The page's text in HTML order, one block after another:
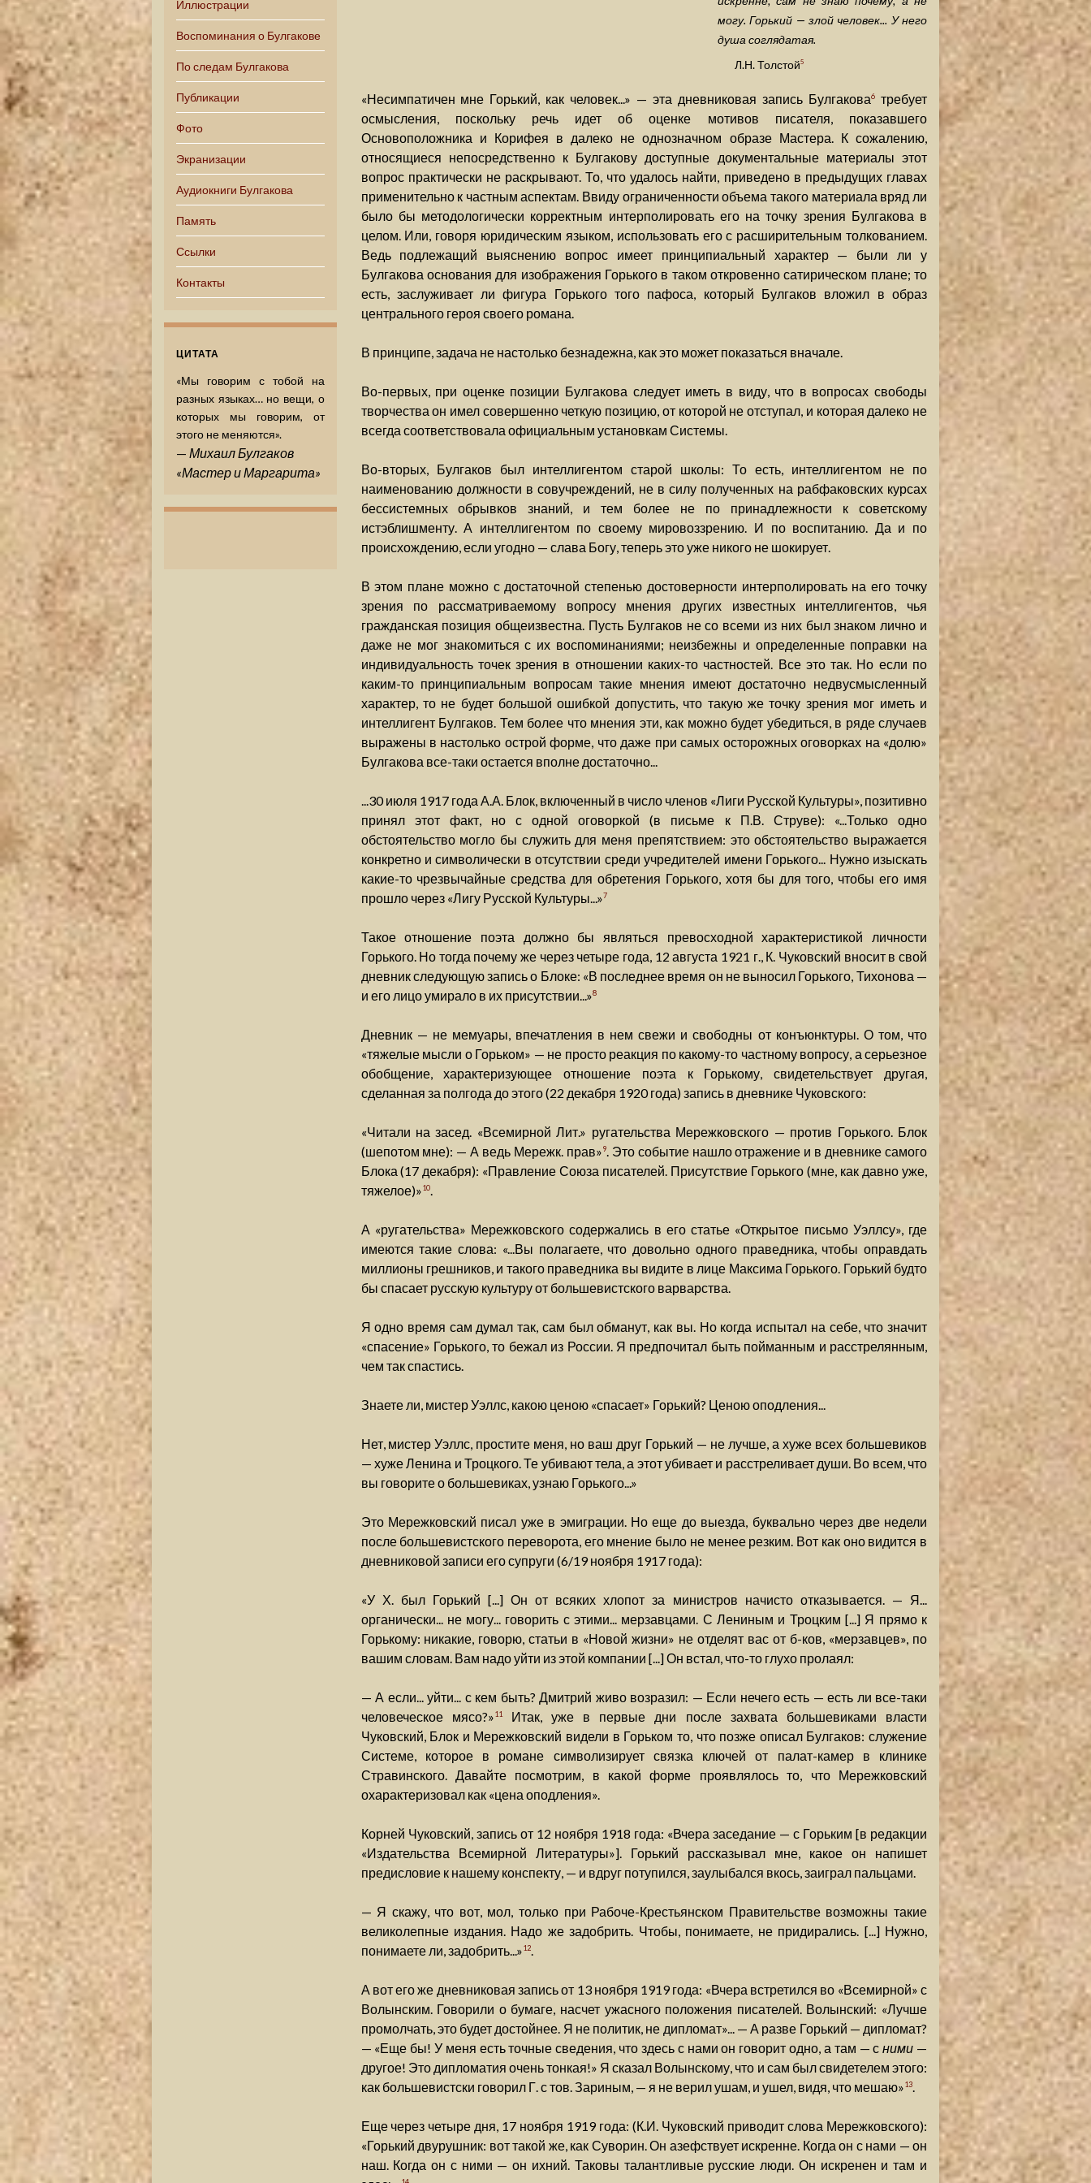
Иллюстрации
Воспоминания о Булгакове
По следам Булгакова
Публикации
Фото
Экранизации
Аудиокниги Булгакова
Память
Ссылки
Контакты
ЦИТАТА
«Мы говорим с тобой на
разных языках… но вещи, о
которых мы говорим, от
этого не меняются».
— Михаил Булгаков
«Мастер и Маргарита»
могу. Горький — злой человек... У него
душа соглядатая.
Л.Н. Толстой5
«Несимпатичен мне Горький, как человек...» — эта дневниковая запись Булгакова6
требует
осмысления, поскольку речь идет об оценке мотивов писателя, показавшего
Основоположника и Корифея в далеко не однозначном образе Мастера. К сожалению,
относящиеся непосредственно к Булгакову доступные документальные материалы этот
вопрос практически не раскрывают. То, что удалось найти, приведено в предыдущих главах
применительно к частным аспектам. Ввиду ограниченности объема такого материала вряд ли
было бы методологически корректным интерполировать его на точку зрения Булгакова в
целом. Или, говоря юридическим языком, использовать его с расширительным толкованием.
Ведь подлежащий выяснению вопрос имеет принципиальный характер — были ли у
Булгакова основания для изображения Горького в таком откровенно сатирическом плане; то
есть, заслуживает ли фигура Горького того пафоса, который Булгаков вложил в образ
центрального героя своего романа.
В принципе, задача не настолько безнадежна, как это может показаться вначале.
Во-первых, при оценке позиции Булгакова следует иметь в виду, что в вопросах свободы
творчества он имел совершенно четкую позицию, от которой не отступал, и которая далеко не
всегда соответствовала официальным установкам Системы.
Во-вторых, Булгаков был интеллигентом старой школы: То есть, интеллигентом не по
наименованию должности в совучреждений, не в силу полученных на рабфаковских курсах
бессистемных обрывков знаний, и тем более не по принадлежности к советскому
истэблишменту. А интеллигентом по своему мировоззрению. И по воспитанию. Да и по
происхождению, если угодно — слава Богу, теперь это уже никого не шокирует.
В этом плане можно с достаточной степенью достоверности интерполировать на его точку
зрения по рассматриваемому вопросу мнения других известных интеллигентов, чья
гражданская позиция общеизвестна. Пусть Булгаков не со всеми из них был знаком лично и
даже не мог знакомиться с их воспоминаниями; неизбежны и определенные поправки на
индивидуальность точек зрения в отношении каких-то частностей. Все это так. Но если по
каким-то принципиальным вопросам такие мнения имеют достаточно недвусмысленный
характер, то не будет большой ошибкой допустить, что такую же точку зрения мог иметь и
интеллигент Булгаков. Тем более что мнения эти, как можно будет убедиться, в ряде случаев
выражены в настолько острой форме, что даже при самых осторожных оговорках на «долю»
Булгакова все-таки остается вполне достаточно...
...30 июля 1917 года А.А. Блок, включенный в число членов «Лиги Русской Культуры», позитивно
принял этот факт, но с одной оговоркой (в письме к П.В. Струве): «...Только одно
обстоятельство могло бы служить для меня препятствием: это обстоятельство выражается
конкретно и символически в отсутствии среди учредителей имени Горького... Нужно изыскать
какие-то чрезвычайные средства для обретения Горького, хотя бы для того, чтобы его имя
прошло через «Лигу Русской Культуры...»7
Такое отношение поэта должно бы являться превосходной характеристикой личности
Горького. Но тогда почему же через четыре года, 12 августа 1921 г., К. Чуковский вносит в свой
дневник следующую запись о Блоке: «В последнее время он не выносил Горького, Тихонова —
и его лицо умирало в их присутствии...»8
Дневник — не мемуары, впечатления в нем свежи и свободны от конъюнктуры. О том, что
«тяжелые мысли о Горьком» — не просто реакция по какому-то частному вопросу, а серьезное
обобщение, характеризующее отношение поэта к Горькому, свидетельствует другая,
сделанная за полгода до этого (22 декабря 1920 года) запись в дневнике Чуковского:
«Читали на засед. «Всемирной Лит.» ругательства Мережковского — против Горького. Блок
(шепотом мне): — А ведь Мережк. прав»9. Это событие нашло отражение и в дневнике самого
Блока (17 декабря): «Правление Союза писателей. Присутствие Горького (мне, как давно уже,
тяжелое)»10.
А «ругательства» Мережковского содержались в его статье «Открытое письмо Уэллсу», где
имеются такие слова: «...Вы полагаете, что довольно одного праведника, чтобы оправдать
миллионы грешников, и такого праведника вы видите в лице Максима Горького. Горький будто
бы спасает русскую культуру от большевистского варварства.
Я одно время сам думал так, сам был обманут, как вы. Но когда испытал на себе, что значит
«спасение» Горького, то бежал из России. Я предпочитал быть пойманным и расстрелянным,
чем так спастись.
Знаете ли, мистер Уэллс, какою ценою «спасает» Горький? Ценою оподления...
Нет, мистер Уэллс, простите меня, но ваш друг Горький — не лучше, а хуже всех большевиков
— хуже Ленина и Троцкого. Те убивают тела, а этот убивает и расстреливает души. Во всем, что
вы говорите о большевиках, узнаю Горького...»
Это Мережковский писал уже в эмиграции. Но еще до выезда, буквально через две недели
после большевистского переворота, его мнение было не менее резким. Вот как оно видится в
дневниковой записи его супруги (6/19 ноября 1917 года):
«У Х. был Горький [...] Он от всяких хлопот за министров начисто отказывается. — Я...
органически... не могу... говорить с этими... мерзавцами. С Лениным и Троцким [...] Я прямо к
Горькому: никакие, говорю, статьи в «Новой жизни» не отделят вас от б-ков, «мерзавцев», по
вашим словам. Вам надо уйти из этой компании [...] Он встал, что-то глухо пролаял:
— А если... уйти... с кем быть? Дмитрий живо возразил: — Если нечего есть — есть ли все-таки
человеческое мясо?»11Итак, уже в первые дни после захвата большевиками власти
Чуковский, Блок и Мережковский видели в Горьком то, что позже описал Булгаков: служение
Системе, которое в романе символизирует связка ключей от палат-камер в клинике
Стравинского. Давайте посмотрим, в какой форме проявлялось то, что Мережковский
охарактеризовал как «цена оподления».
Корней Чуковский, запись от 12 ноября 1918 года: «Вчера заседание — с Горьким [в редакции
«Издательства Всемирной Литературы»]. Горький рассказывал мне, какое он напишет
предисловие к нашему конспекту, — и вдруг потупился, заулыбался вкось, заиграл пальцами.
— Я скажу, что вот, мол, только при Рабоче-Крестьянском Правительстве возможны такие
великолепные издания. Надо же задобрить. Чтобы, понимаете, не придирались. [...] Нужно,
понимаете ли, задобрить...»12.
А вот его же дневниковая запись от 13 ноября 1919 года: «Вчера встретился во «Всемирной» с
Волынским. Говорили о бумаге, насчет ужасного положения писателей. Волынский: «Лучше
промолчать, это будет достойнее. Я не политик, не дипломат»... — А разве Горький — дипломат?
— «Еще бы! У меня есть точные сведения, что здесь с нами он говорит одно, а там — сними —
другое! Это дипломатия очень тонкая!» Я сказал Волынскому, что и сам был свидетелем этого:
как большевистски говорил Г. с тов. Зариным, — я не верил ушам, и ушел, видя, что мешаю»13.
Еще через четыре дня, 17 ноября 1919 года: (К.И. Чуковский приводит слова Мережковского):
«Горький двурушник: вот такой же, как Суворин. Он азефствует искренне. Когда он с нами — он
наш. Когда он с ними — он ихний. Таковы талантливые русские люди. Он искренен и там и